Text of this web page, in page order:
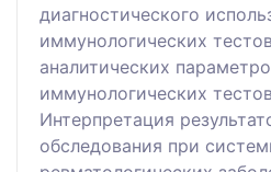
диагностического
иммунологических
аналитических
иммунологических
Интерпретация
обследования при